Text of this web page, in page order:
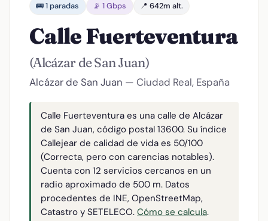
🚌 1 paradas
📡 1 Gbps 📍 642m alt.
Calle Fuerteventura
(Alcázar de San Juan)
Alcázar de San Juan — Ciudad Real, España
Calle Fuerteventura es una calle de Alcázar
de San Juan, código postal 13600. Su índice
Callejear de calidad de vida es 50/100
(Correcta, pero con carencias notables).
Cuenta con 12 servicios cercanos en un
radio aproximado de 500 m. Datos
procedentes de INE, OpenStreetMap,
Catastro y SETELECO. Cómo se calcula.